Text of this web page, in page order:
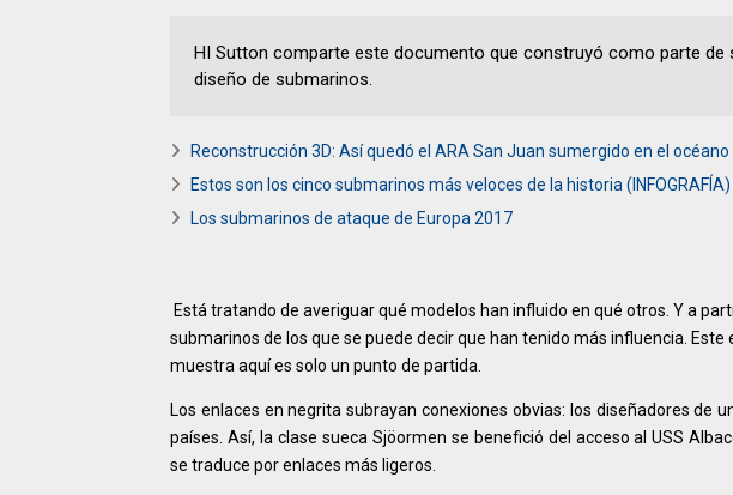
HI Sutton comparte este documento que construyó como parte de
diseño de submarinos.
Reconstrucción 3D: Así quedó el ARA San Juan sumergido en el
Estos son los cinco submarinos más veloces de la historia (INFOGRAFÍA)
Los submarinos de ataque de Europa 2017
Está tratando de averiguar qué modelos han influido en qué otros. Y a
submarinos de los que se puede decir que han tenido más influencia.
muestra aquí es solo un punto de partida.
Los enlaces en negrita subrayan conexiones obvias: los diseñadores de
países. Así, la clase sueca Sjöormen se benefició del acceso al USS
se traduce por enlaces más ligeros.